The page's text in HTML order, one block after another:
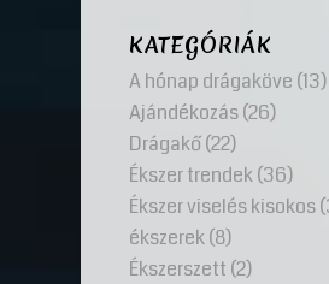
KATEGÓRIÁK
A hónap drágaköve (13)
Ajándékozás(26)
Drágakő(22)
Ékszer trendek(36)
Ékszer viselés kisokos
ékszerek(8)
Ékszerszett (2)